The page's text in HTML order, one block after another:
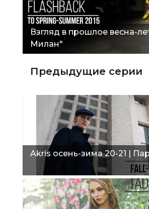
Взгляд в прошлое весна-
Милан"
Предыдущие серии
Akris осень-зима 20-21 |